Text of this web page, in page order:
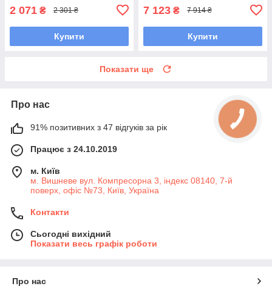
2 071 ₴ 2 301 ₴
Купити
7 123 ₴ 7 914 ₴
Купити
Показати ще
Про нас
91% позитивних з 47 відгуків за рік
Працює з 24.10.2019
м. Київ
м. Вишневе вул. Компресорна 3, індекс 08140, 7-й
поверх, офіс №73, Київ, Україна
Контакти
Сьогодні вихідний
Показати весь графік роботи
Про нас